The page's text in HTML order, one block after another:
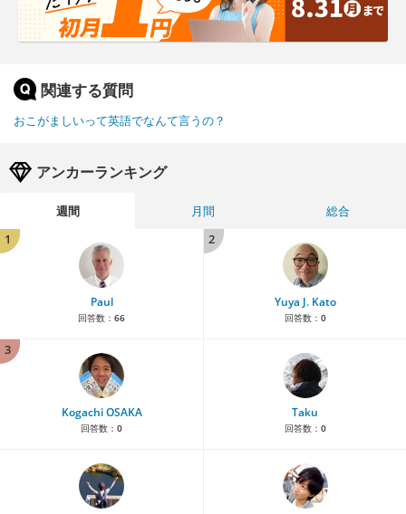
関連する質問
おこがましいって英語でなんて言うの？
アンカーランキング
週間 月間
総合
1
Paul
回答数： 66
2
Yuya J. Kato
回答数： 0
3
Kogachi OSAKA
回答数： 0
Taku
回答数： 0